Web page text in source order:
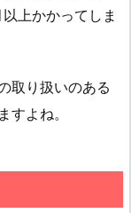
上かかってしま
取り扱いのある
すよね。